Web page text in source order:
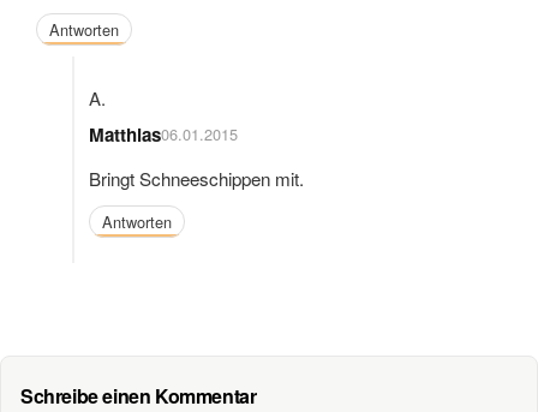
Antworten
Matthias06.01.2015
Bringt Schneeschippen mit.
Antworten
Schreibe einen Kommentar